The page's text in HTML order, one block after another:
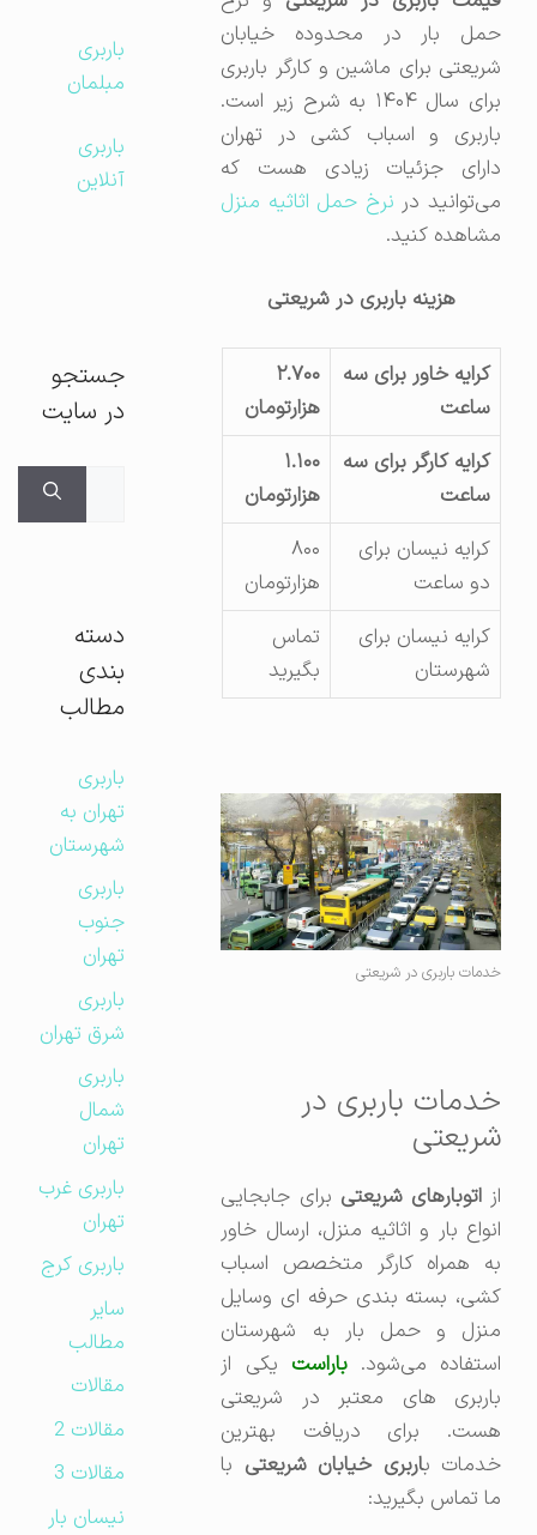
حمل بار در محدوده خیابان
شریعتی برای ماشین و کارگر باربری
برای سال ۱۴۰۴ به شرح زیر است.
باربری و اسباب کشی در تهران
دارای جزئیات زیادی هست که
می‌توانید درنرخ حمل اثاثیه منزل
مشاهده کنید.
هزینه باربری در شریعتی
کرایه خاور برای سه
ساعت
۲.۷۰۰
هزارتومان
کرایه کارگر برای سه
ساعت
۱.۱۰۰
هزارتومان
کرایه نیسان برای
دو ساعت
هزارتومان
کرایه نیسان برای
شهرستان
تماس
بگیرید
خدمات باربری در شریعتی
خدمات باربری در
شریعتی
اتوبارهای شریعتیبرای جابجایی
انواع بار و اثاثیه منزل، ارسال خاور
به همراه کارگر متخصص اسباب
کشی، بسته بندی حرفه ای وسایل
منزل و حمل بار به شهرستان
استفاده می‌شود.باراست یکی از
باربری های معتبر در شریعتی
هست. برای دریافت بهترین
خدمات باربری خیابان شریعتیبا
ما تماس بگیرید:
باربری
مبلمان
باربری
آنلاین
جستجو
در سایت
دسته
بندی
مطالب
باربری
تهران به
شهرستان
باربری
جنوب
تهران
باربری
شرق تهران
باربری
شمال
تهران
باربری غرب
تهران
باربری کرج
مطالب
مقالات
مقالات 2
مقالات 3
نیسان بار